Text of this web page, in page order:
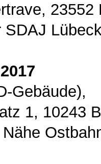
23552
SDAJ
Gebäude),
1, 10243